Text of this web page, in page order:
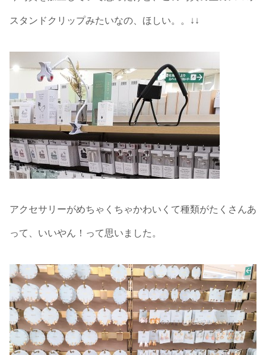
スタンドクリップみたいなの、ほしい。。↓↓
アクセサリーがめちゃくちゃかわいくて種類がたくさんあ
って、いいやん！って思いました。